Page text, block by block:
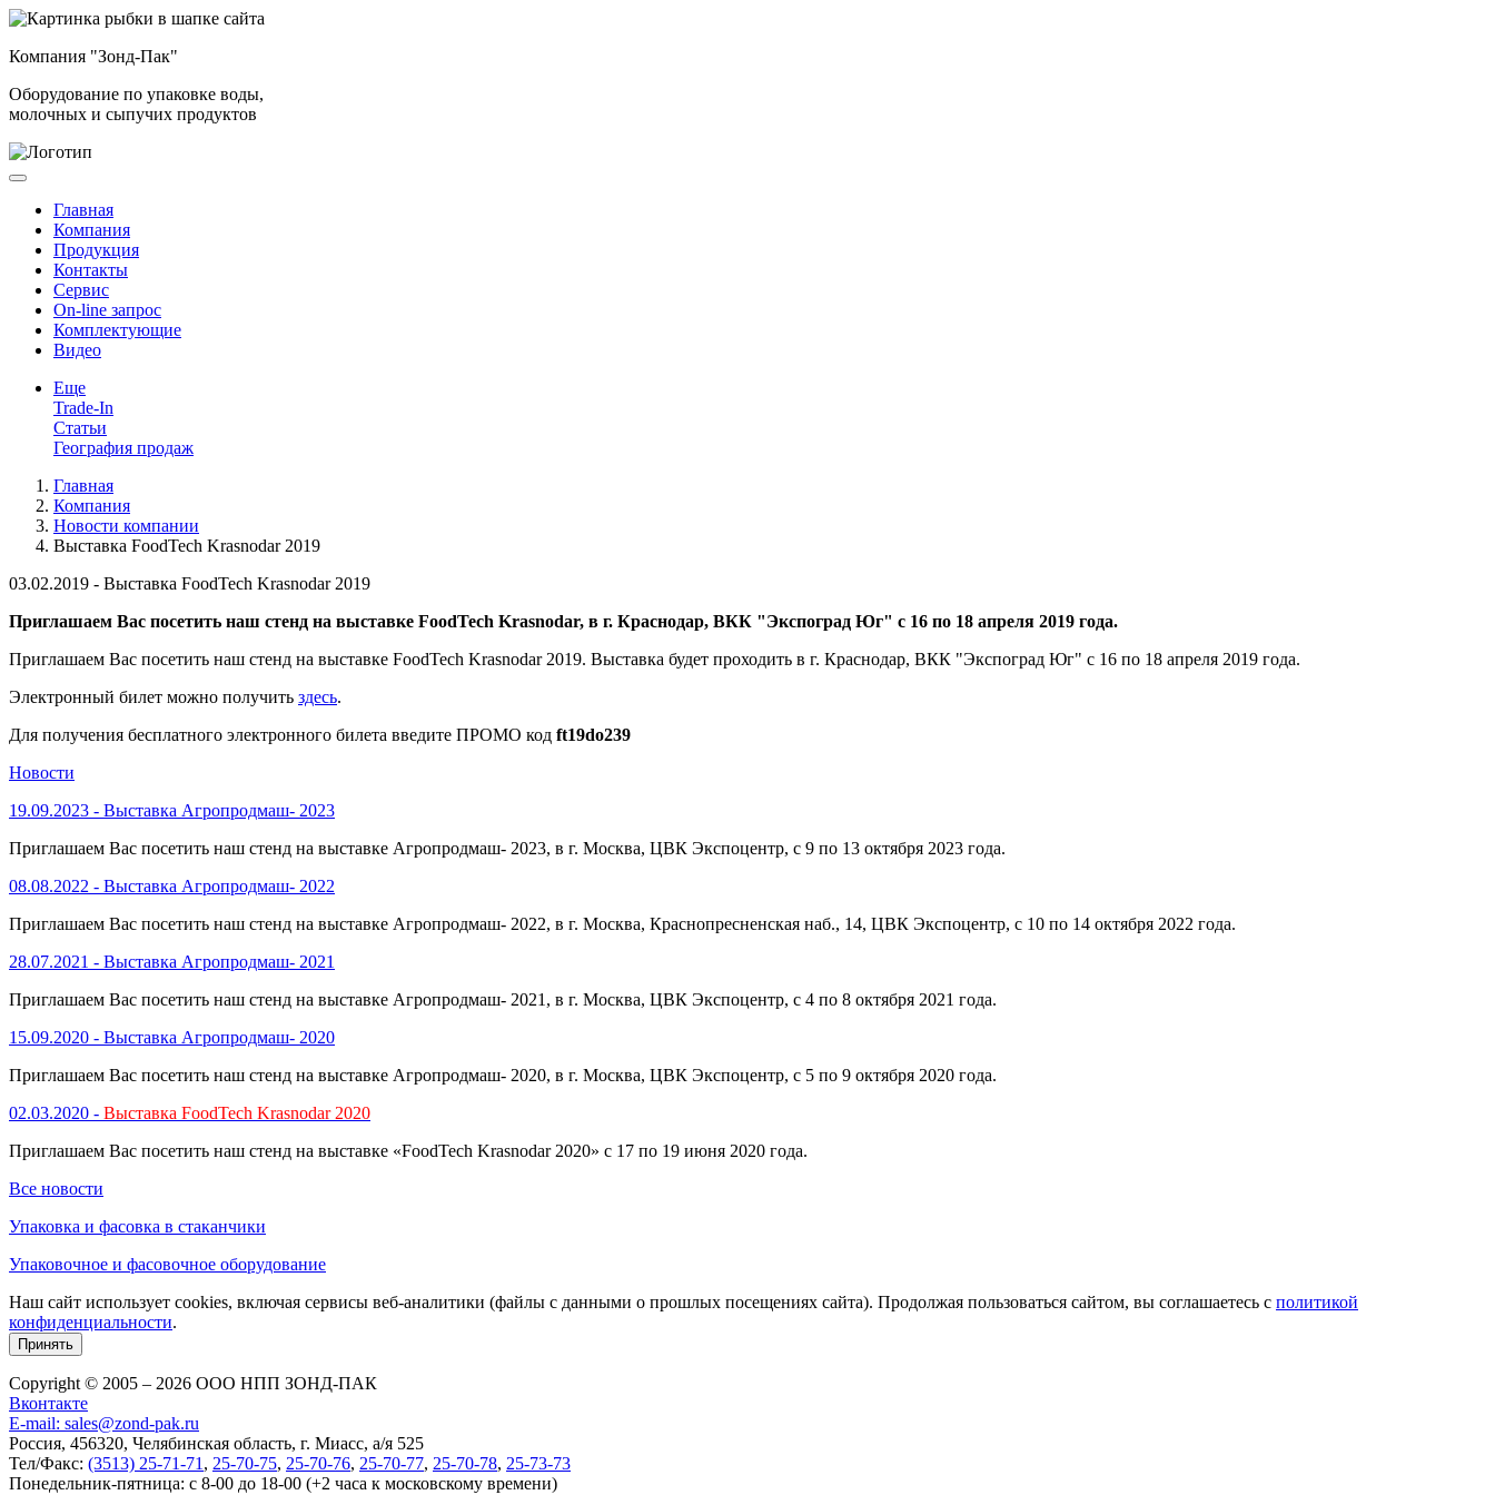
Компания "Зонд-Пак"
Оборудование по упаковке воды,
молочных и сыпучих продуктов
Главная
Компания
Продукция
Контакты
Сервис
On-line запрос
Комплектующие
Видео
Еще
Trade-In
Статьи
География продаж
Главная
Компания
Новости компании
Выставка FoodTech Krasnodar 2019
03.02.2019 - Выставка FoodTech Krasnodar 2019
Приглашаем Вас посетить наш стенд на выставке FoodTech Krasnodar, в г. Краснодар, ВКК "Экспоград Юг" с 16 по 18 апреля 2019 года.
Приглашаем Вас посетить наш стенд на выставке FoodTech Krasnodar 2019. Выставка будет проходить в г. Краснодар, ВКК "Экспоград Юг" с 16 по 18 апреля 2019 года.
Электронный билет можно получить здесь.
Для получения бесплатного электронного билета введите ПРОМО код ft19do239
Новости
19.09.2023 - Выставка Агропродмаш- 2023
Приглашаем Вас посетить наш стенд на выставке Агропродмаш- 2023, в г. Москва, ЦВК Экспоцентр, с 9 по 13 октября 2023 года.
08.08.2022 - Выставка Агропродмаш- 2022
Приглашаем Вас посетить наш стенд на выставке Агропродмаш- 2022, в г. Москва, Краснопресненская наб., 14, ЦВК Экспоцентр, с 10 по 14 октября 2022 года.
28.07.2021 - Выставка Агропродмаш- 2021
Приглашаем Вас посетить наш стенд на выставке Агропродмаш- 2021, в г. Москва, ЦВК Экспоцентр, с 4 по 8 октября 2021 года.
15.09.2020 - Выставка Агропродмаш- 2020
Приглашаем Вас посетить наш стенд на выставке Агропродмаш- 2020, в г. Москва, ЦВК Экспоцентр, с 5 по 9 октября 2020 года.
02.03.2020 - Выставка FoodTech Krasnodar 2020
Приглашаем Вас посетить наш стенд на выставке «FoodTech Krasnodar 2020» с 17 по 19 июня 2020 года.
Все новости
Упаковка и фасовка в стаканчики
Упаковочное и фасовочное оборудование
Наш сайт использует cookies, включая сервисы веб-аналитики (файлы с данными о прошлых посещениях сайта). Продолжая пользоваться сайтом, вы соглашаетесь с политикой
конфиденциальности.
Принять
Copyright © 2005 – 2026 ООО НПП ЗОНД-ПАК
Вконтакте
E-mail: sales@zond-pak.ru
Россия, 456320, Челябинская область, г. Миасс, а/я 525
Тел/Факс: (3513) 25-71-71 , 25-70-75, 25-70-76, 25-70-77, 25-70-78, 25-73-73
Понедельник-пятница: с 8-00 до 18-00 (+2 часа к московскому времени)